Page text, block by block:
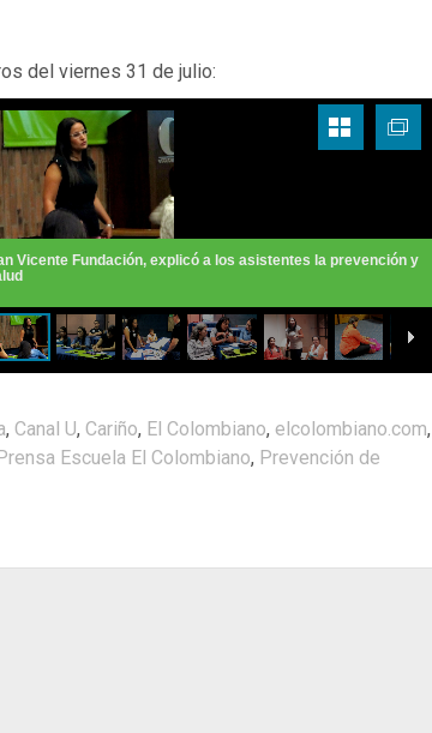
del viernes 31 de julio:
, Canal U, Cariño, El Colombiano, elcolombiano.com,
Escuela El Colombiano, Prevención de